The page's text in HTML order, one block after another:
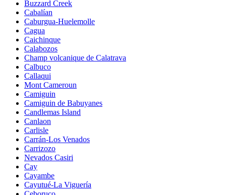
Buzzard Creek
Cabalían
Caburgua-Huelemolle
Cagua
Caichinque
Calabozos
Champ volcanique de Calatrava
Calbuco
Callaqui
Mont Cameroun
Camiguin
Camiguin de Babuyanes
Candlemas Island
Canlaon
Carlisle
Carrán-Los Venados
Carrizozo
Nevados Casiri
Cay
Cayambe
Cayutué-La Viguería